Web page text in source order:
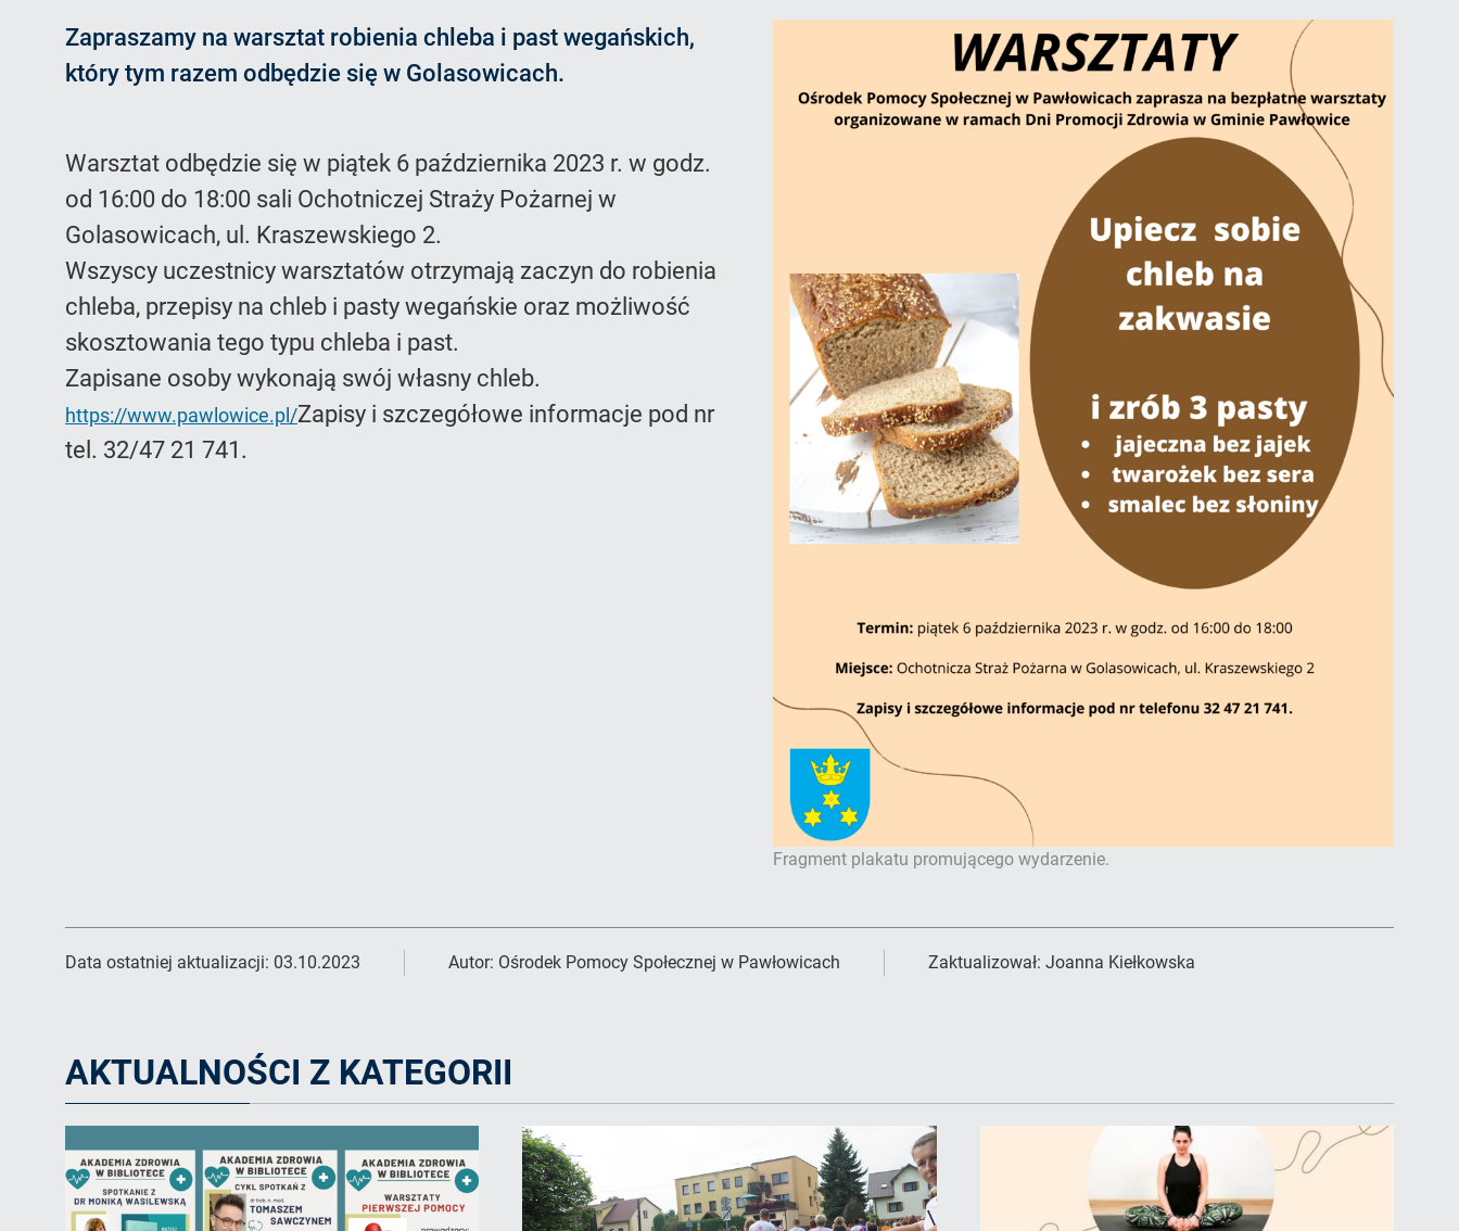
Fragment plakatu promującego wydarzenie.
Zapraszamy na warsztat robienia chleba i past wegańskich,
który tym razem odbędzie się w Golasowicach.
Warsztat odbędzie się w piątek 6 października 2023 r. w godz.
od 16:00 do 18:00 sali Ochotniczej Straży Pożarnej w
Golasowicach, ul. Kraszewskiego 2.
Wszyscy uczestnicy warsztatów otrzymają zaczyn do robienia
chleba, przepisy na chleb i pasty wegańskie oraz możliwość
skosztowania tego typu chleba i past.
Zapisane osoby wykonają swój własny chleb.
https://www.pawlowice.pl/Zapisy i szczegółowe informacje pod nr
tel. 32/47 21 741.
Data ostatniej aktualizacji: 03.10.2023 Autor: Ośrodek Pomocy Społecznej w Pawłowicach Zaktualizował: Joanna Kiełkowska
AKTUALNOŚCI Z KATEGORII